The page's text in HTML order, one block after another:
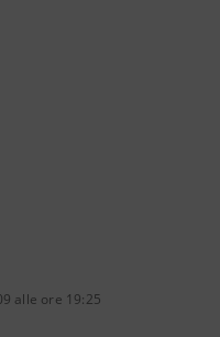
alle ore 19:25